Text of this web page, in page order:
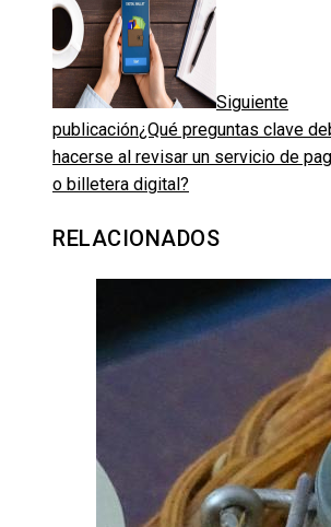
Siguiente
publicación¿Qué preguntas clave
hacerse al revisar un servicio de
o billetera digital?
RELACIONADOS